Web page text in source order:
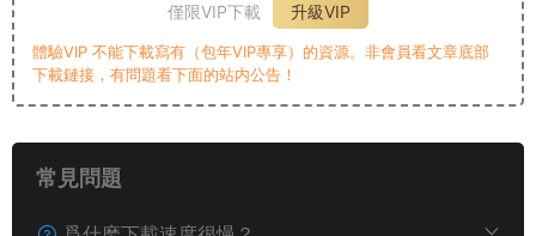
僅限VIP下載
升級VIP
體驗VIP 不能下載寫有（包年VIP專享）的資源。非會員看文章底部
下載鏈接，有問題看下面的站内公告！
常見問題